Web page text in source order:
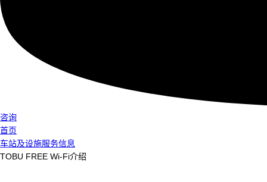
咨询
首页
车站及设施服务信息
TOBU FREE Wi-Fi介绍